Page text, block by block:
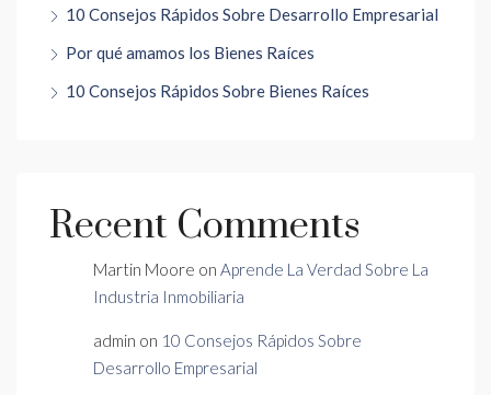
10 Consejos Rápidos Sobre Desarrollo Empresarial
Por qué amamos los Bienes Raíces
10 Consejos Rápidos Sobre Bienes Raíces
Recent Comments
Martin Moore on Aprende La Verdad Sobre La
Industria Inmobiliaria
admin on 10 Consejos Rápidos Sobre
Desarrollo Empresarial